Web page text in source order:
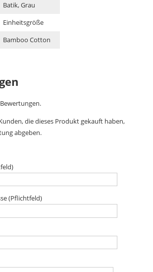
Batik, Grau
Einheitsgröße
Bamboo Cotton
die dieses Produkt gekauft haben,
abgeben.
(Pflichtfeld)